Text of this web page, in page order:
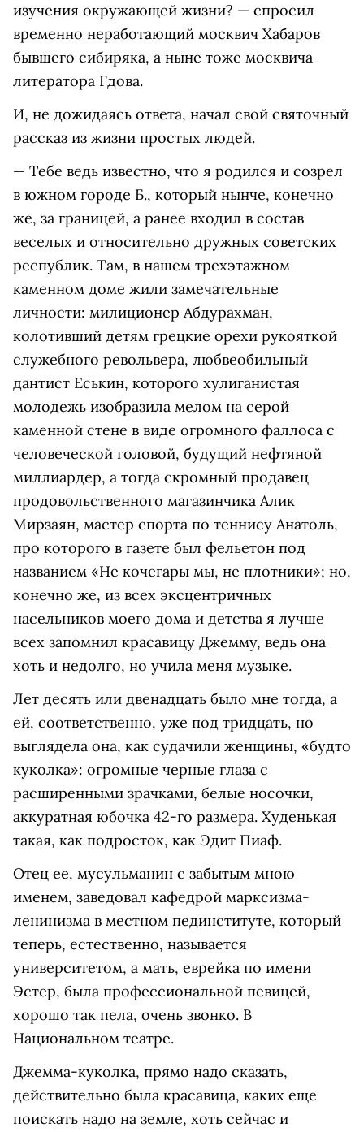
изучения окружающей жизни? — спросил
временно неработающий москвич Хабаров
бывшего сибиряка, а ныне тоже москвича
литератора Гдова.
И, не дожидаясь ответа, начал свой святочный
рассказ из жизни простых людей.
— Тебе ведь известно, что я родился и созрел
в южном городе Б., который нынче, конечно
же, за границей, а ранее входил в состав
веселых и относительно дружных советских
республик. Там, в нашем трехэтажном
каменном доме жили замечательные
личности: милиционер Абдурахман,
колотивший детям грецкие орехи рукояткой
служебного револьвера, любвеобильный
дантист Еськин, которого хулиганистая
молодежь изобразила мелом на серой
каменной стене в виде огромного фаллоса с
человеческой головой, будущий нефтяной
миллиардер, а тогда скромный продавец
продовольственного магазинчика Алик
Мирзаян, мастер спорта по теннису Анатоль,
про которого в газете был фельетон под
названием «Не кочегары мы, не плотники»; но,
конечно же, из всех эксцентричных
насельников моего дома и детства я лучше
всех запомнил красавицу Джемму, ведь она
хоть и недолго, но учила меня музыке.
Лет десять или двенадцать было мне тогда, а
ей, соответственно, уже под тридцать, но
выглядела она, как судачили женщины, «будто
куколка»: огромные черные глаза с
расширенными зрачками, белые носочки,
аккуратная юбочка 42-го размера. Худенькая
такая, как подросток, как Эдит Пиаф.
Отец ее, мусульманин с забытым мною
именем, заведовал кафедрой марксизма-
ленинизма в местном пединституте, который
теперь, естественно, называется
университетом, а мать, еврейка по имени
Эстер, была профессиональной певицей,
хорошо так пела, очень звонко. В
Национальном театре.
Джемма-куколка, прямо надо сказать,
действительно была красавица, каких еще
поискать надо на земле, хоть сейчас и